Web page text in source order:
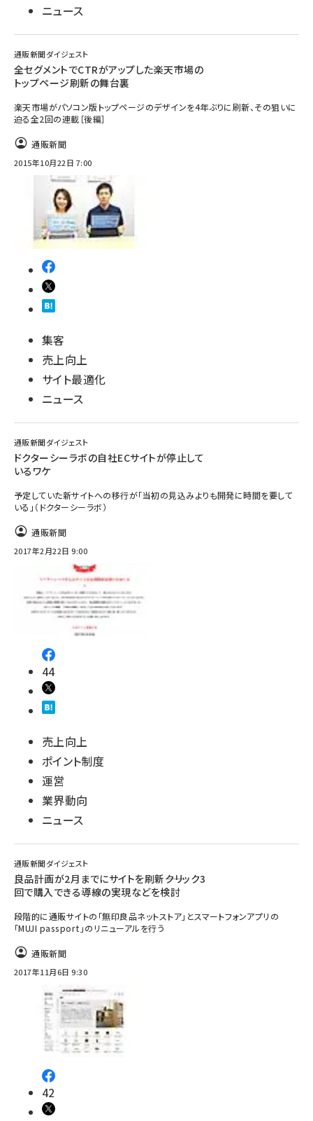
ニュース
通販新聞ダイジェスト
全セグメントでCTRがアップした楽天市場の
トップページ刷新の舞台裏
楽天市場がパソコン版トップページのデザインを4年ぶりに刷新、その狙いに
迫る全2回の連載［後編］
通販新聞
2015年10月22日 7:00
集客
売上向上
サイト最適化
ニュース
通販新聞ダイジェスト
ドクターシーラボの自社ECサイトが停止して
いるワケ
予定していた新サイトへの移行が「当初の見込みよりも開発に時間を要して
いる」（ドクターシーラボ）
通販新聞
2017年2月22日 9:00
44
売上向上
ポイント制度
運営
業界動向
ニュース
通販新聞ダイジェスト
良品計画が2月までにサイトを刷新――クリック3
回で購入できる導線の実現などを検討
段階的に通販サイトの「無印良品ネットストア」とスマートフォンアプリの
「MUJI passport」のリニューアルを行う
通販新聞
2017年11月6日 9:30
42